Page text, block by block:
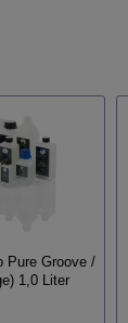
Pure Groove /
1,0 Liter